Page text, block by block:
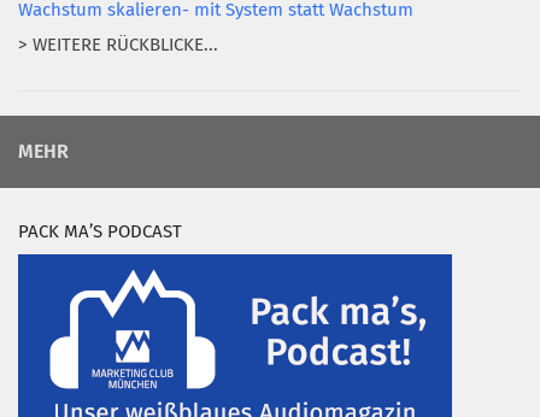
Wachstum skalieren- mit System statt Wachstum
> WEITERE RÜCKBLICKE...
MEHR
PACK MA’S PODCAST